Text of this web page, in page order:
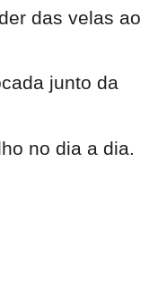
das velas ao
junto da
no dia a dia.